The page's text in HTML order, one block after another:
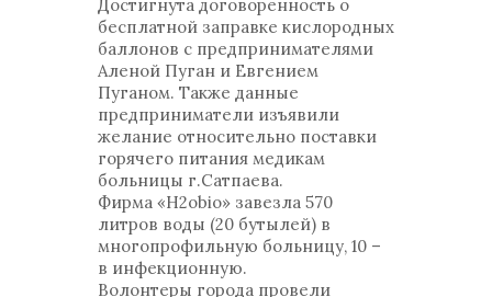
Достигнута договоренность о
бесплатной заправке кислородных
баллонов с предпринимателями
Аленой Пуган и Евгением
Пуганом. Также данные
предприниматели изъявили
желание относительно поставки
горячего питания медикам
больницы г.Сатпаева.
Фирма «H2obio» завезла 570
литров воды (20 бутылей) в
многопрофильную больницу, 10 –
в инфекционную.
Волонтеры города провели